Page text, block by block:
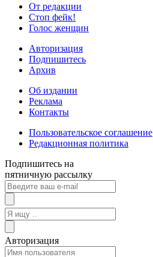
От редакции
Стоп фейк!
Голос женщин
Авторизация
Подпишитесь
Архив
Об издании
Реклама
Контакты
Пользовательское соглашение
Редакционная политика
Подпишитесь на
пятничную рассылку
Авторизация